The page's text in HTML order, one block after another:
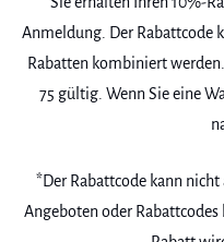
Anmeldung. Der Rabattcode
Rabatten kombiniert
75 gültig. Wenn Sie eine
*Der Rabattcode kann
Angeboten oder